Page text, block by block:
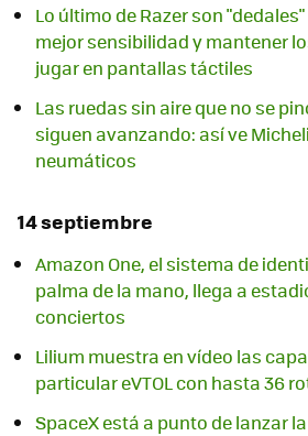
Lo último de Razer son
mejor sensibilidad y mantener
jugar en pantallas táctiles
Las ruedas sin aire que no se
siguen avanzando: así ve
neumáticos
14 septiembre
Amazon One, el sistema de
palma de la mano, llega a
conciertos
Lilium muestra en vídeo las
particular eVTOL con hasta 36
SpaceX está a punto de lanzar